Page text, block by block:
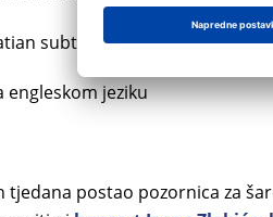
subtitles / Na engleskom
jeziku
tjedana postao pozornica za